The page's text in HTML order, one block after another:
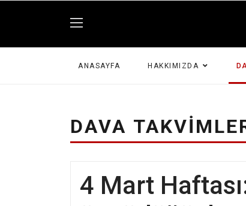
ANASAYFA HAKKIMIZDA
DAVA
4 Mart